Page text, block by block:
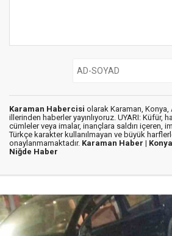
Karaman Habercisi olarak Karaman,
illerinden haberler yayınlıyoruz. UYARI: Küfür,
cümleler veya imalar, inançlara saldırı içeren,
Türkçe karakter kullanılmayan ve büyük
onaylanmamaktadır. Karaman Haber |
Niğde Haber